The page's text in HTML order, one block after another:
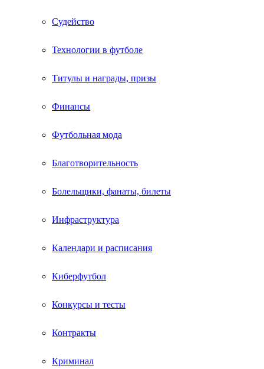
Судейство
Технологии в футболе
Титулы и награды, призы
Финансы
Футбольная мода
Благотворительность
Болельщики, фанаты, билеты
Инфраструктура
Календари и расписания
Киберфутбол
Конкурсы и тесты
Контракты
Криминал